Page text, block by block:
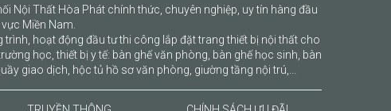
Nội Thất Hòa Phát chính thức, chuyên nghiệp, uy tín hàng đầu
Miền Nam.
hoạt động đầu tư thi công lắp đặt trang thiết bị nội thất cho
học, thiết bị y tế: bàn ghế văn phòng, bàn ghế học sinh, bàn
giao dịch, hộc tủ hồ sơ văn phòng, giường tầng nội trú,...